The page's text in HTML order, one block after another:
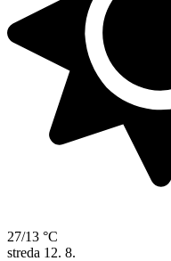
27/13 °C
streda 12. 8.